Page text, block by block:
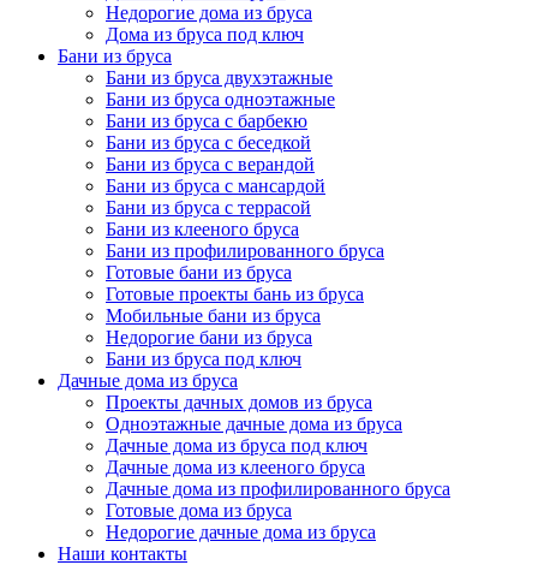
Недорогие дома из бруса
Дома из бруса под ключ
Бани из бруса
Бани из бруса двухэтажные
Бани из бруса одноэтажные
Бани из бруса с барбекю
Бани из бруса с беседкой
Бани из бруса с верандой
Бани из бруса с мансардой
Бани из бруса с террасой
Бани из клееного бруса
Бани из профилированного бруса
Готовые бани из бруса
Готовые проекты бань из бруса
Мобильные бани из бруса
Недорогие бани из бруса
Бани из бруса под ключ
Дачные дома из бруса
Проекты дачных домов из бруса
Одноэтажные дачные дома из бруса
Дачные дома из бруса под ключ
Дачные дома из клееного бруса
Дачные дома из профилированного бруса
Готовые дома из бруса
Недорогие дачные дома из бруса
Наши контакты